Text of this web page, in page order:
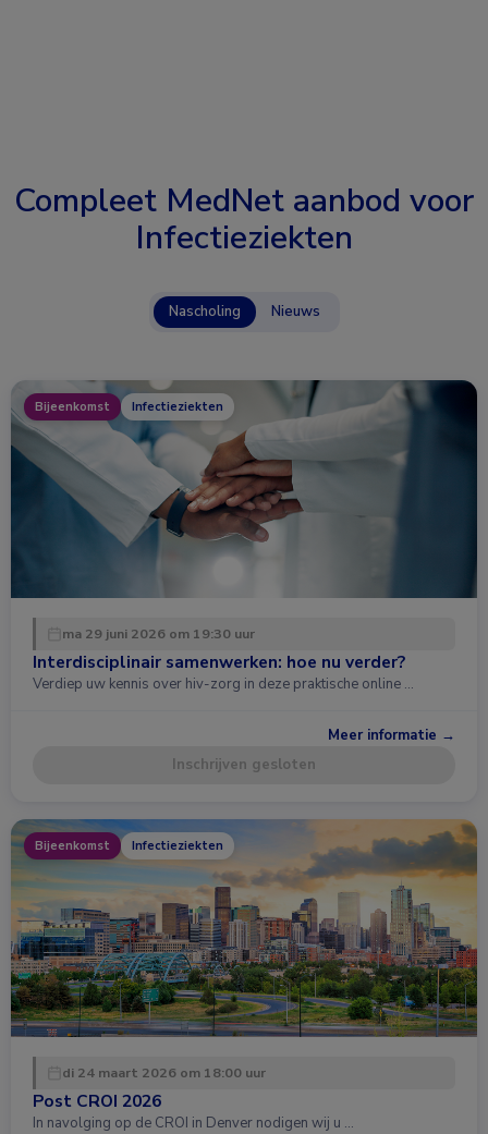
Compleet MedNet aanbod voor
Infectieziekten
Nascholing Nieuws
Bijeenkomst Infectieziekten
ma 29 juni 2026 om 19:30 uur
Interdisciplinair samenwerken: hoe nu verder?
Verdiep uw kennis over hiv-zorg in deze praktische online …
Meer informatie →
Inschrijven gesloten
Bijeenkomst Infectieziekten
di 24 maart 2026 om 18:00 uur
Post CROI 2026
In navolging op de CROI in Denver nodigen wij u …